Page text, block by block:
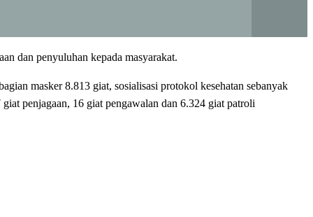
dan penyuluhan kepada masyarakat.
masker 8.813 giat, sosialisasi protokol kesehatan sebanyak
penjagaan, 16 giat pengawalan dan 6.324 giat patroli